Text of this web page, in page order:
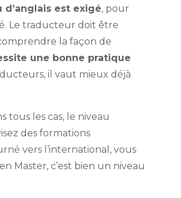
est exigé, pour
Le traducteur doit être
la façon de
une bonne pratique
il vaut mieux déjà
tous les cas, le niveau
des formations
vers l’international, vous
Master, c’est bien un niveau